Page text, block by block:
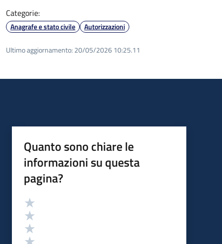
Categorie:
Anagrafe e stato civile Autorizzazioni
Ultimo aggiornamento: 20/05/2026 10:25.11
Quanto sono chiare le
informazioni su questa
pagina?
Valutazione